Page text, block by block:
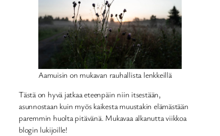
Aamuisin on mukavan rauhallista lenkkeillä
Tästä on hyvä jatkaa eteenpäin niin itsestään,
asunnostaan kuin myös kaikesta muustakin elämästään
paremmin huolta pitävänä. Mukavaa alkanutta viikkoa
blogin lukijoille!